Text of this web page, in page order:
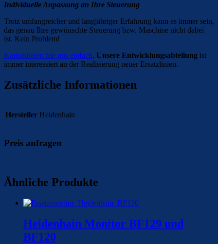
Individuelle Anpassung an Ihre Steuerung
Trotz umfangreicher und langjähriger Erfahrung kann es immer sein,
das genau Ihre gewünschte Steuerung bzw. Maschine nicht dabei
ist. Kein Problem!
Kontaktieren Sie uns einfach. Unsere Entwicklungsabteilung ist
immer interessiert an der Realisierung neuer Ersatzlinien.
Zusätzliche Informationen
Hersteller Heidenhain
Preis anfragen
Ähnliche Produkte
Heidenhain Monitor BF129 und
BF120